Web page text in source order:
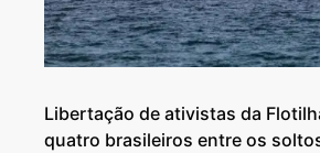
Libertação de ativistas da
quatro brasileiros entre os